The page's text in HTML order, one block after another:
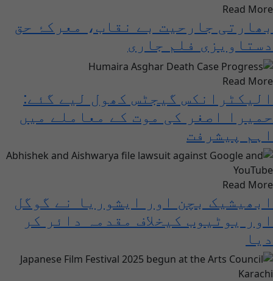
Read More
بھارتی جارحیت بے نقاب، معرکۂ حق
دستاویزی فلم جاری
Read More
الیکٹرانکس گیجٹس کھول لیے گئے:
حمیرا اصغر کی موت کے معاملے میں
اہم پیشرفت
Read More
ابھیشیک بچن اور ایشوریا نے گوگل
اور یوٹیوب کیخلاف مقدمہ دائر کر
دیا